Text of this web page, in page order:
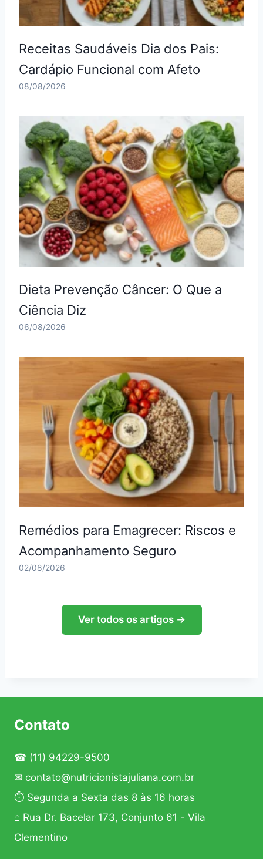
Receitas Saudáveis Dia dos Pais:
Cardápio Funcional com Afeto
08/08/2026
Dieta Prevenção Câncer: O Que a
Ciência Diz
06/08/2026
Remédios para Emagrecer: Riscos e
Acompanhamento Seguro
02/08/2026
Ver todos os artigos →
Contato
☎ (11) 94229-9500
✉ contato@nutricionistajuliana.com.br
⏱ Segunda a Sexta das 8 às 16 horas
⌂ Rua Dr. Bacelar 173, Conjunto 61 - Vila
Clementino